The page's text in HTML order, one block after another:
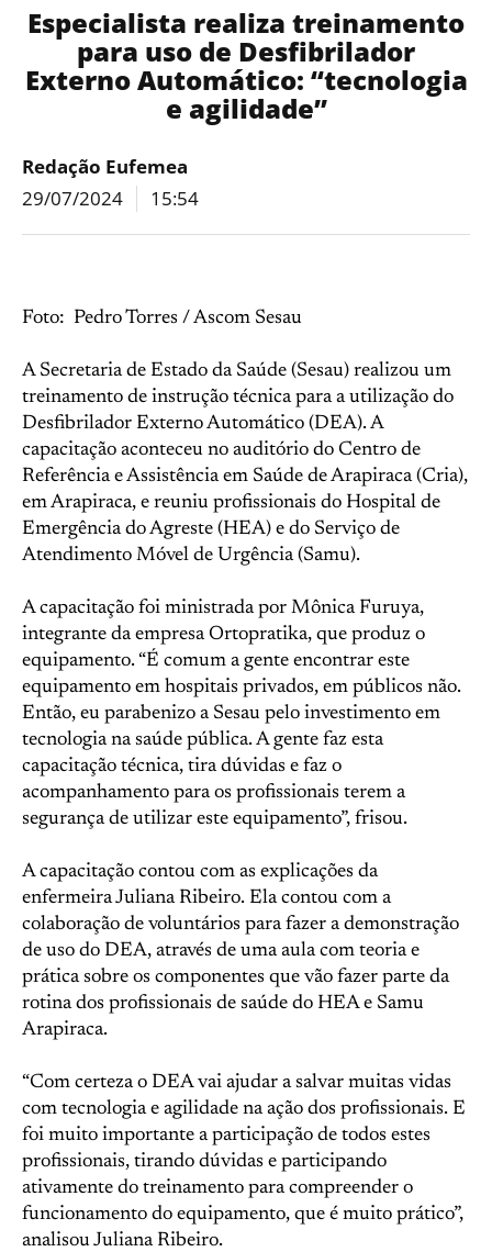
Especialista realiza treinamento
para uso de Desfibrilador
Externo Automático: “tecnologia
e agilidade”
Redação Eufemea
29/07/2024
15:54
Foto: Pedro Torres / Ascom Sesau
A Secretaria de Estado da Saúde (Sesau) realizou um
treinamento de instrução técnica para a utilização do
Desfibrilador Externo Automático (DEA). A
capacitação aconteceu no auditório do Centro de
Referência e Assistência em Saúde de Arapiraca (Cria),
em Arapiraca, e reuniu profissionais do Hospital de
Emergência do Agreste (HEA) e do Serviço de
Atendimento Móvel de Urgência (Samu).
A capacitação foi ministrada por Mônica Furuya,
integrante da empresa Ortopratika, que produz o
equipamento. “É comum a gente encontrar este
equipamento em hospitais privados, em públicos não.
Então, eu parabenizo a Sesau pelo investimento em
tecnologia na saúde pública. A gente faz esta
capacitação técnica, tira dúvidas e faz o
acompanhamento para os profissionais terem a
segurança de utilizar este equipamento”, frisou.
A capacitação contou com as explicações da
enfermeira Juliana Ribeiro. Ela contou com a
colaboração de voluntários para fazer a demonstração
de uso do DEA, através de uma aula com teoria e
prática sobre os componentes que vão fazer parte da
rotina dos profissionais de saúde do HEA e Samu
Arapiraca.
“Com certeza o DEA vai ajudar a salvar muitas vidas
com tecnologia e agilidade na ação dos profissionais. E
foi muito importante a participação de todos estes
profissionais, tirando dúvidas e participando
ativamente do treinamento para compreender o
funcionamento do equipamento, que é muito prático”,
analisou Juliana Ribeiro.